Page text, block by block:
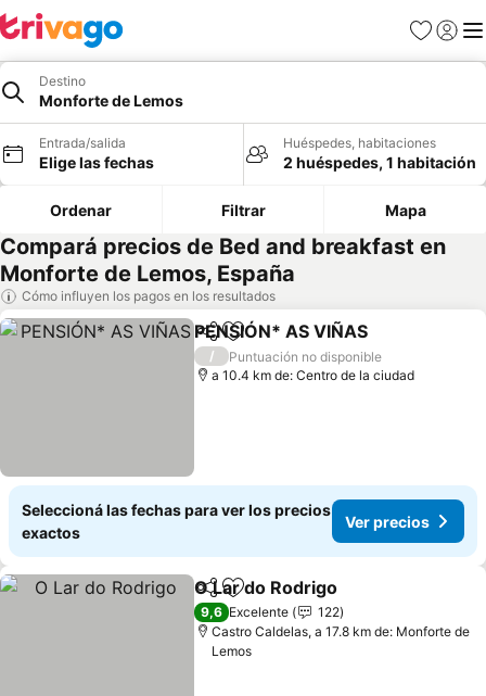
Favoritos
Iniciar
Destino
Monforte de Lemos
Entrada/salida
Elige las fechas
Huéspedes, habitaciones
2 huéspedes, 1 habitación
Ordenar Filtrar Mapa
Compará precios de Bed and breakfast en
Monforte de Lemos, España
Cómo influyen los pagos en los resultados
CompartirAñadir a favoritos
PENSIÓN* AS VIÑAS
/
Puntuación no disponible
a 10.4 km de: Centro de la ciudad
Seleccioná las fechas para ver los precios
exactos
Ver precios
CompartirAñadir a favoritos
O Lar do Rodrigo
9,6 Excelente
122
Castro Caldelas, a 17.8 km de: Monforte de
Lemos